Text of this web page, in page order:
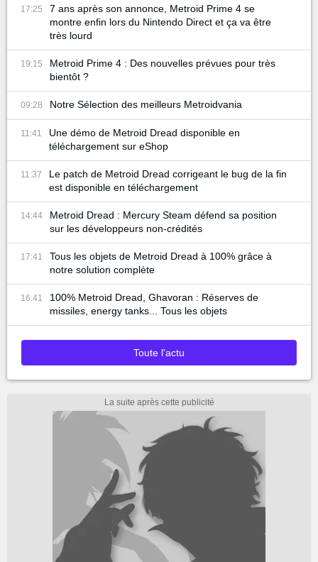
17:25
7 ans après son annonce, Metroid Prime 4 se
montre enfin lors du Nintendo Direct et ça va être
très lourd
19:15
Metroid Prime 4 : Des nouvelles prévues pour très
bientôt ?
09:28 Notre Sélection des meilleurs Metroidvania
11:41
Une démo de Metroid Dread disponible en
téléchargement sur eShop
11:37
Le patch de Metroid Dread corrigeant le bug de la fin
est disponible en téléchargement
14:44
Metroid Dread : Mercury Steam défend sa position
sur les développeurs non-crédités
17:41
Tous les objets de Metroid Dread à 100% grâce à
notre solution complète
16:41
100% Metroid Dread, Ghavoran : Réserves de
missiles, energy tanks... Tous les objets
Toute l'actu